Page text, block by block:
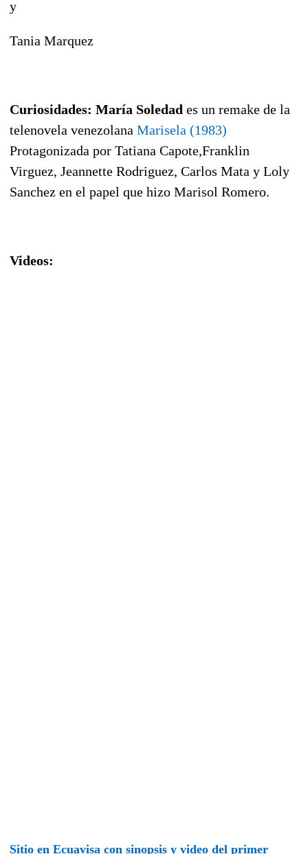
y
Tania Marquez
Curiosidades: María Soledad es un remake de la
telenovela venezolana Marisela (1983)
Protagonizada por Tatiana Capote,Franklin
Virguez, Jeannette Rodriguez, Carlos Mata y Loly
Sanchez en el papel que hizo Marisol Romero.
Videos:
Sitio en Ecuavisa con sinopsis y video del primer